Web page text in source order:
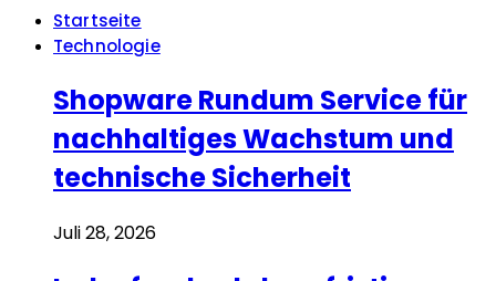
Startseite
Technologie
Shopware Rundum Service für
nachhaltiges Wachstum und
technische Sicherheit
Juli 28, 2026